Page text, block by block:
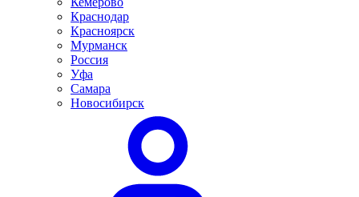
Краснодар
Красноярск
Мурманск
Россия
Уфа
Самара
Новосибирск